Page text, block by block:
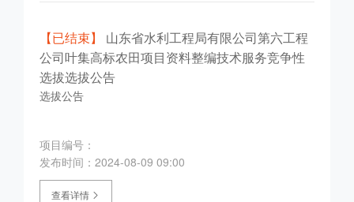
【已结束】
山东省水利工程局有限公司第六工程
公司叶集高标农田项目资料整编技术服务竞争性
选拔选拔公告
选拔公告
项目编号：
发布时间：2024-08-09 09:00
查看详情